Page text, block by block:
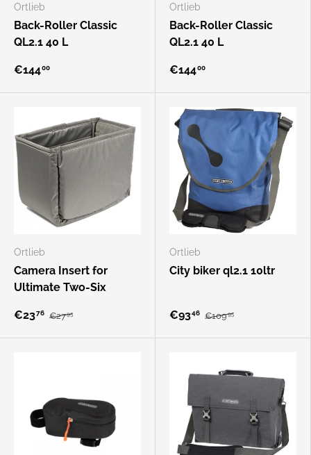
Ortlieb
Back-Roller Classic
QL2.1 40 L
€14400
Ortlieb
Back-Roller Classic
QL2.1 40 L
€14400
Ortlieb
Camera Insert for
Ultimate Two-Six
€2376 €2795
Ortlieb
City biker ql2.1 10ltr
€9346 €10995